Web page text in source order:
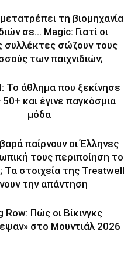
τη βιομηχανία
σε… Magic: Γιατί οι
συλλέκτες σώζουν τους
των παιχνιδιών;
Το άθλημα που ξεκίνησε
50+ και έγινε παγκόσμια
μόδα
παίρνουν οι Έλληνες
τους περιποίηση το
Τα στοιχεία της Treatwell
την απάντηση
Row: Πώς οι Βίκινγκς
στο Μουντιάλ 2026